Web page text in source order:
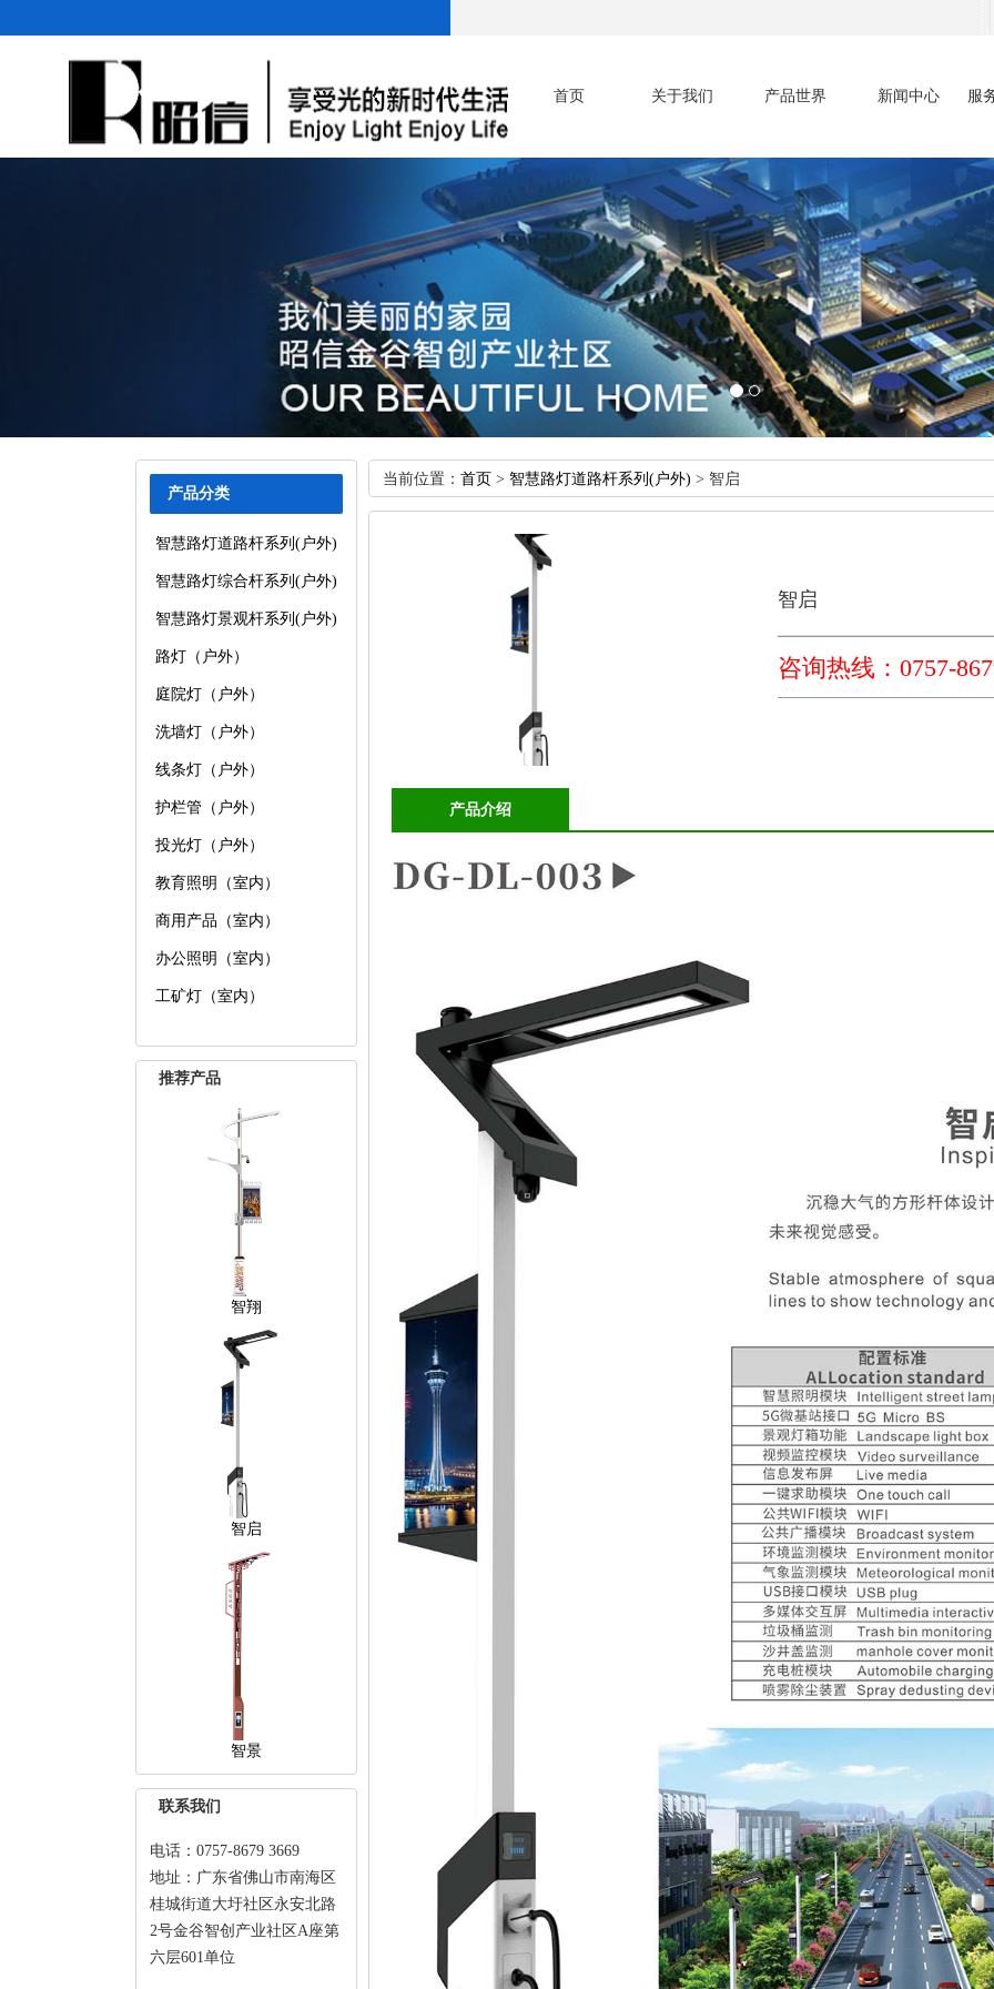
首页 关于我们 产品世界 新闻中心 服
产品分类
智慧路灯道路杆系列(户外)
智慧路灯综合杆系列(户外)
智慧路灯景观杆系列(户外)
路灯（户外）
庭院灯（户外）
洗墙灯（户外）
线条灯（户外）
护栏管（户外）
投光灯（户外）
教育照明（室内）
商用产品（室内）
办公照明（室内）
工矿灯（室内）
推荐产品
智翔
智启
智景
联系我们
电话：0757-8679 3669
地址：广东省佛山市南海区
桂城街道大圩社区永安北路
2号金谷智创产业社区A座第
六层601单位
当前位置： 首页 > 智慧路灯道路杆系列(户外) > 智启
智启
咨询热线：0757-
产品介绍